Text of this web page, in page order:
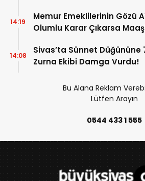
Memur Emeklilerinin Gözü
Olumlu Karar Çıkarsa
14:19
Sivas’ta Sünnet Düğününe
Zurna Ekibi Damga Vurdu!
14:08
Bu Alana Reklam
Lütfen Arayın
0544 433 1 555